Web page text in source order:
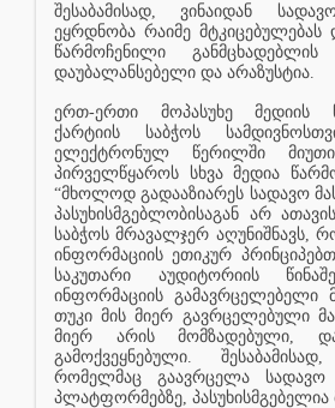
შესაბამისად, ვინაიდან
ეყრდნობა რაიმე
წარმოჩენილი
დაუბალანსებელი და არაზუსტია.
ერთ-ერთი მოპასუხე მედიის
ქარტიის საბჭოს
ელექტრონულ წერილში
პირველწყაროს სხვა მედია
“მხოლოდ გადააზიარეს სადავო
პასუხისმგებლობისაგან არ
საბჭოს მრავალჯერ აღუნიშნავს,
ინფორმაციის ეთიკურ
საკუთარი აუდიტორიის
ინფორმაციის გამავრცელებელი
თუკი მის მიერ გავრცელებული
მიერ არის მომზადებული,
გამოქვეყნებული.
რომელმაც გაავრცელა სადავო
პლატფორმებზე, პასუხისმგებელია